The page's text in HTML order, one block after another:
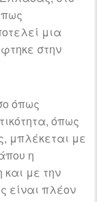
μια
στην
όπως
όπως
μπλέκεται με
η
με την
είναι πλέον